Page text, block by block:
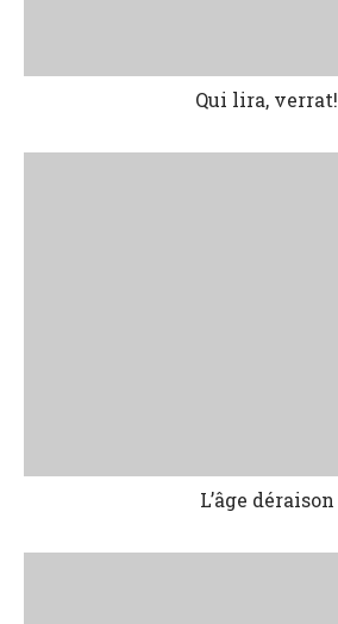
Qui lira, verrat!
L’âge déraison